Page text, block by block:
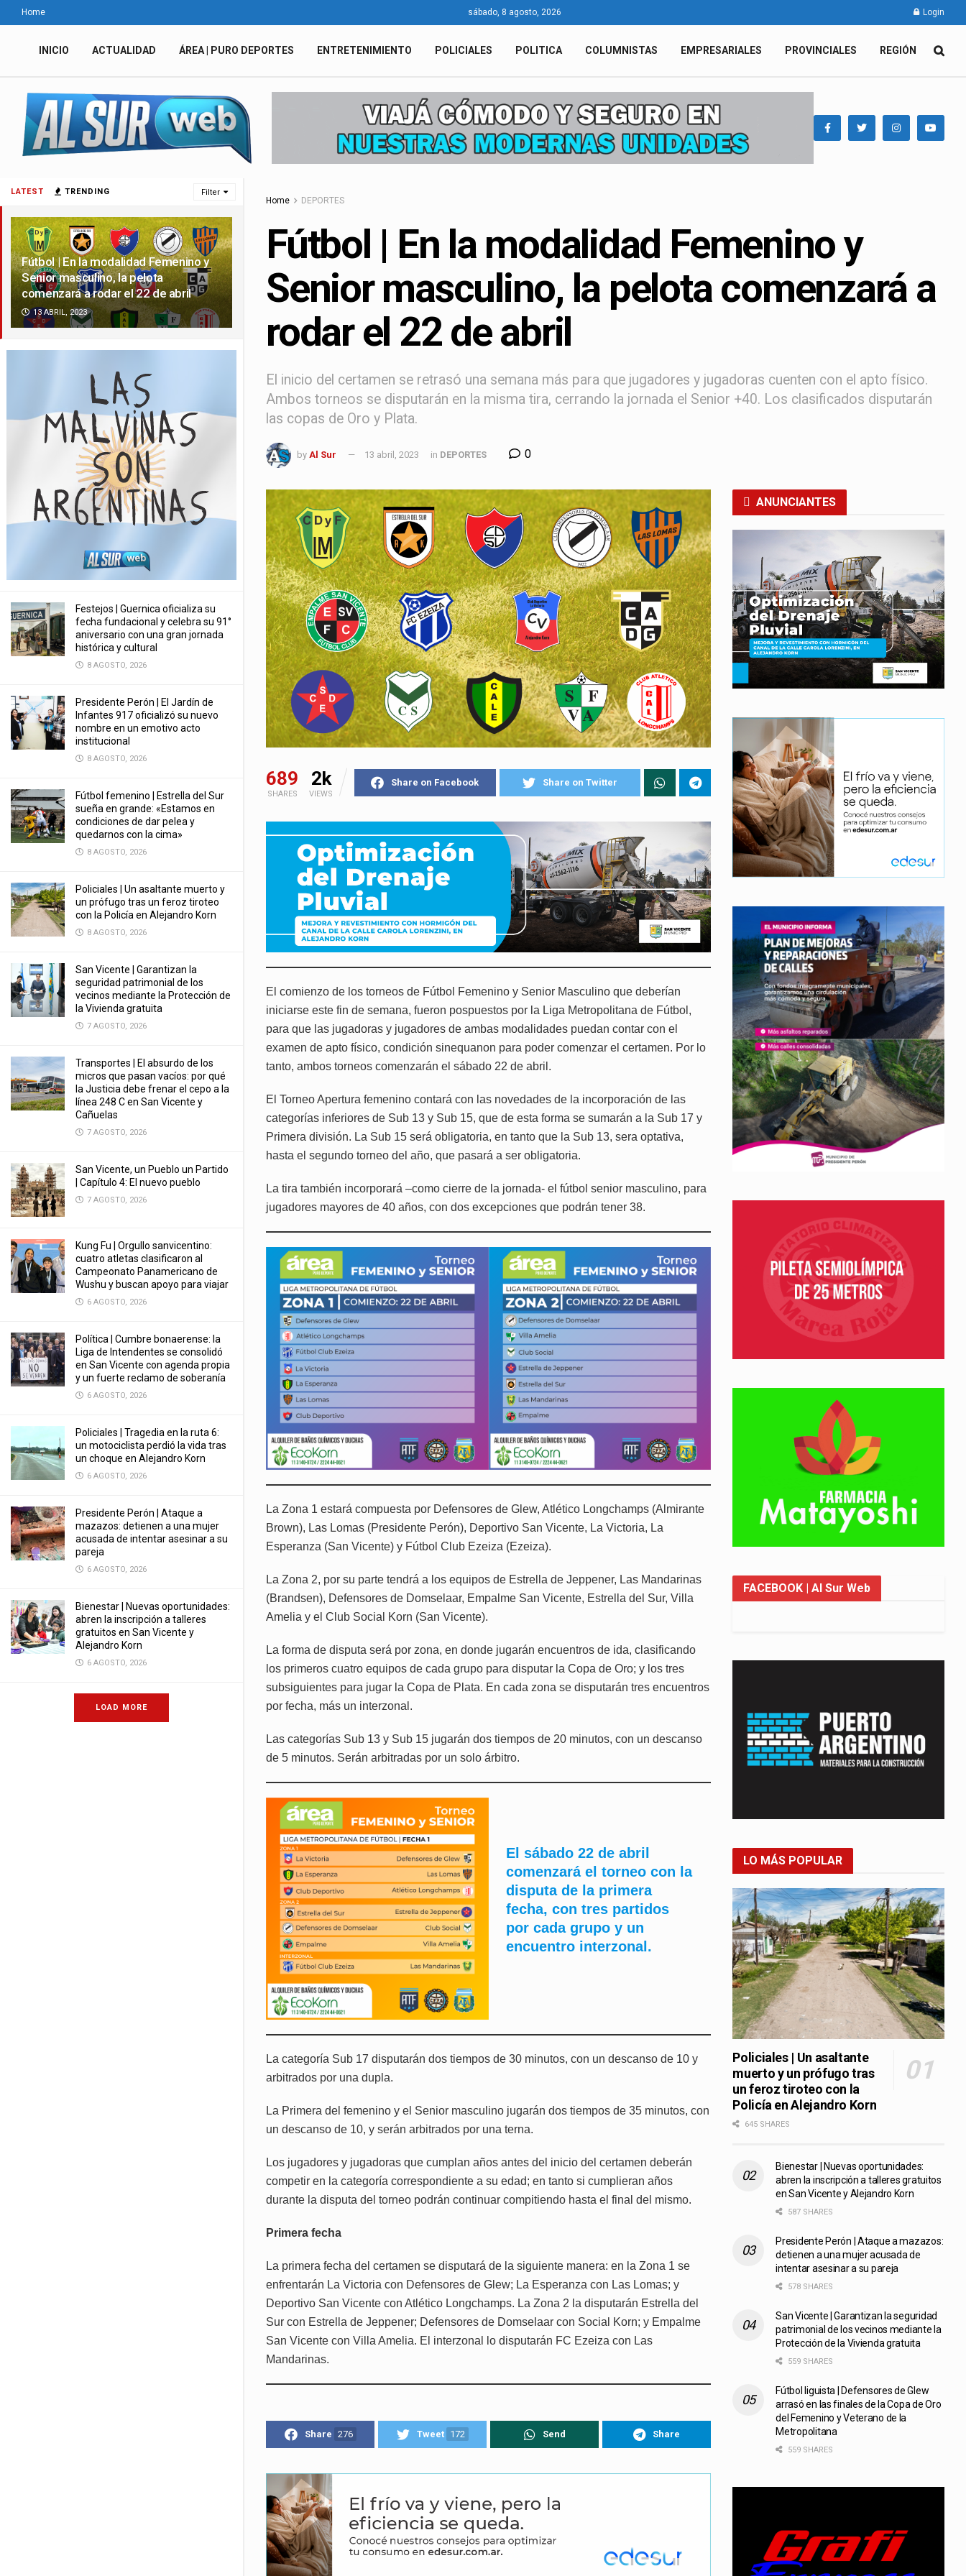
LATEST TRENDING Filter
Fútbol | En la modalidad Femenino y
Senior masculino, la pelota
comenzará a rodar el 22 de abril
13 ABRIL, 2023
Festejos | Guernica oficializa su
fecha fundacional y celebra su 91°
aniversario con una gran jornada
histórica y cultural
8 AGOSTO, 2026
Presidente Perón | El Jardín de
Infantes 917 oficializó su nuevo
nombre en un emotivo acto
institucional
8 AGOSTO, 2026
Fútbol femenino | Estrella del Sur
sueña en grande: «Estamos en
condiciones de dar pelea y
quedarnos con la cima»
8 AGOSTO, 2026
Policiales | Un asaltante muerto y
un prófugo tras un feroz tiroteo
con la Policía en Alejandro Korn
8 AGOSTO, 2026
San Vicente | Garantizan la
seguridad patrimonial de los
vecinos mediante la Protección de
la Vivienda gratuita
7 AGOSTO, 2026
Transportes | El absurdo de los
micros que pasan vacíos: por qué
la Justicia debe frenar el cepo a la
línea 248 C en San Vicente y
Cañuelas
7 AGOSTO, 2026
San Vicente, un Pueblo un Partido
| Capítulo 4: El nuevo pueblo
7 AGOSTO, 2026
Kung Fu | Orgullo sanvicentino:
cuatro atletas clasificaron al
Campeonato Panamericano de
Wushu y buscan apoyo para viajar
6 AGOSTO, 2026
Política | Cumbre bonaerense: la
Liga de Intendentes se consolidó
en San Vicente con agenda propia
y un fuerte reclamo de soberanía
6 AGOSTO, 2026
Policiales | Tragedia en la ruta 6:
un motociclista perdió la vida tras
un choque en Alejandro Korn
6 AGOSTO, 2026
Presidente Perón | Ataque a
mazazos: detienen a una mujer
acusada de intentar asesinar a su
pareja
6 AGOSTO, 2026
Bienestar | Nuevas oportunidades:
abren la inscripción a talleres
gratuitos en San Vicente y
Alejandro Korn
6 AGOSTO, 2026
LOAD MORE
Home sábado, 8 agosto, 2026 Login
INICIO ACTUALIDAD ÁREA | PURO DEPORTES ENTRETENIMIENTO POLICIALES POLITICA COLUMNISTAS EMPRESARIALES PROVINCIALES REGIÓN
Home DEPORTES
Fútbol | En la modalidad Femenino y
Senior masculino, la pelota comenzará a
rodar el 22 de abril
El inicio del certamen se retrasó una semana más para que jugadores y jugadoras cuenten con el apto físico.
Ambos torneos se disputarán en la misma tira, cerrando la jornada el Senior +40. Los clasificados disputarán
las copas de Oro y Plata.
by Al Sur 13 abril, 2023 in DEPORTES 0
689
SHARES
2k
VIEWS
Share on Facebook Share on Twitter
El comienzo de los torneos de Fútbol Femenino y Senior Masculino que deberían
iniciarse este fin de semana, fueron pospuestos por la Liga Metropolitana de Fútbol,
para que las jugadoras y jugadores de ambas modalidades puedan contar con el
examen de apto físico, condición sinequanon para poder comenzar el certamen. Por lo
tanto, ambos torneos comenzarán el sábado 22 de abril.
El Torneo Apertura femenino contará con las novedades de la incorporación de las
categorías inferiores de Sub 13 y Sub 15, que de esta forma se sumarán a la Sub 17 y
Primera división. La Sub 15 será obligatoria, en tanto que la Sub 13, sera optativa,
hasta el segundo torneo del año, que pasará a ser obligatoria.
La tira también incorporará –como cierre de la jornada- el fútbol senior masculino, para
jugadores mayores de 40 años, con dos excepciones que podrán tener 38.
La Zona 1 estará compuesta por Defensores de Glew, Atlético Longchamps (Almirante
Brown), Las Lomas (Presidente Perón), Deportivo San Vicente, La Victoria, La
Esperanza (San Vicente) y Fútbol Club Ezeiza (Ezeiza).
La Zona 2, por su parte tendrá a los equipos de Estrella de Jeppener, Las Mandarinas
(Brandsen), Defensores de Domselaar, Empalme San Vicente, Estrella del Sur, Villa
Amelia y el Club Social Korn (San Vicente).
La forma de disputa será por zona, en donde jugarán encuentros de ida, clasificando
los primeros cuatro equipos de cada grupo para disputar la Copa de Oro; y los tres
subsiguientes para jugar la Copa de Plata. En cada zona se disputarán tres encuentros
por fecha, más un interzonal.
Las categorías Sub 13 y Sub 15 jugarán dos tiempos de 20 minutos, con un descanso
de 5 minutos. Serán arbitradas por un solo árbitro.
El sábado 22 de abril
comenzará el torneo con la
disputa de la primera
fecha, con tres partidos
por cada grupo y un
encuentro interzonal.
La categoría Sub 17 disputarán dos tiempos de 30 minutos, con un descanso de 10 y
arbitrados por una dupla.
La Primera del femenino y el Senior masculino jugarán dos tiempos de 35 minutos, con
un descanso de 10, y serán arbitrados por una terna.
Los jugadores y jugadoras que cumplan años antes del inicio del certamen deberán
competir en la categoría correspondiente a su edad; en tanto si cumplieran años
durante la disputa del torneo podrán continuar compitiendo hasta el final del mismo.
Primera fecha
La primera fecha del certamen se disputará de la siguiente manera: en la Zona 1 se
enfrentarán La Victoria con Defensores de Glew; La Esperanza con Las Lomas; y
Deportivo San Vicente con Atlético Longchamps. La Zona 2 la disputarán Estrella del
Sur con Estrella de Jeppener; Defensores de Domselaar con Social Korn; y Empalme
San Vicente con Villa Amelia. El interzonal lo disputarán FC Ezeiza con Las
Mandarinas.
Share 276 Tweet 172 Send Share
ANUNCIANTES
FACEBOOK | Al Sur Web
LO MÁS POPULAR
Policiales | Un asaltante
muerto y un prófugo tras
un feroz tiroteo con la
Policía en Alejandro Korn
645 SHARES
Bienestar | Nuevas oportunidades:
abren la inscripción a talleres gratuitos
en San Vicente y Alejandro Korn
587 SHARES
Presidente Perón | Ataque a mazazos:
detienen a una mujer acusada de
intentar asesinar a su pareja
578 SHARES
San Vicente | Garantizan la seguridad
patrimonial de los vecinos mediante la
Protección de la Vivienda gratuita
559 SHARES
Fútbol liguista | Defensores de Glew
arrasó en las finales de la Copa de Oro
del Femenino y Veterano de la
Metropolitana
559 SHARES